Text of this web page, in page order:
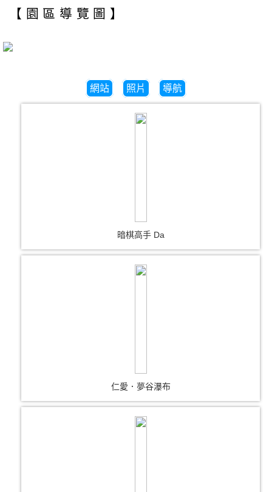
【園區導覽圖】
網站 照片 導航
暗棋高手 Da
仁愛．夢谷瀑布